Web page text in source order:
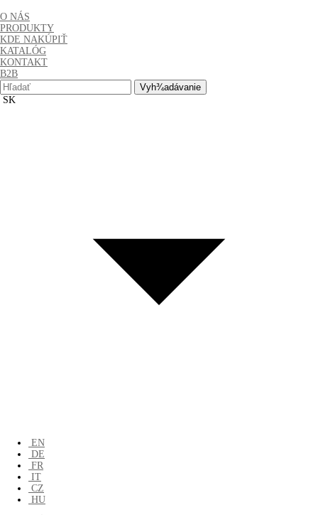
O NÁS
PRODUKTY
KDE NAKÚPIŤ
KATALÓG
KONTAKT
B2B
Hľadať:
SK
EN
DE
FR
IT
CZ
HU